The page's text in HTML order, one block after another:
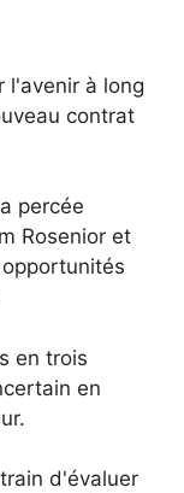
l'avenir à long
contrat
percée
Rosenior et
en trois
en
d'évaluer